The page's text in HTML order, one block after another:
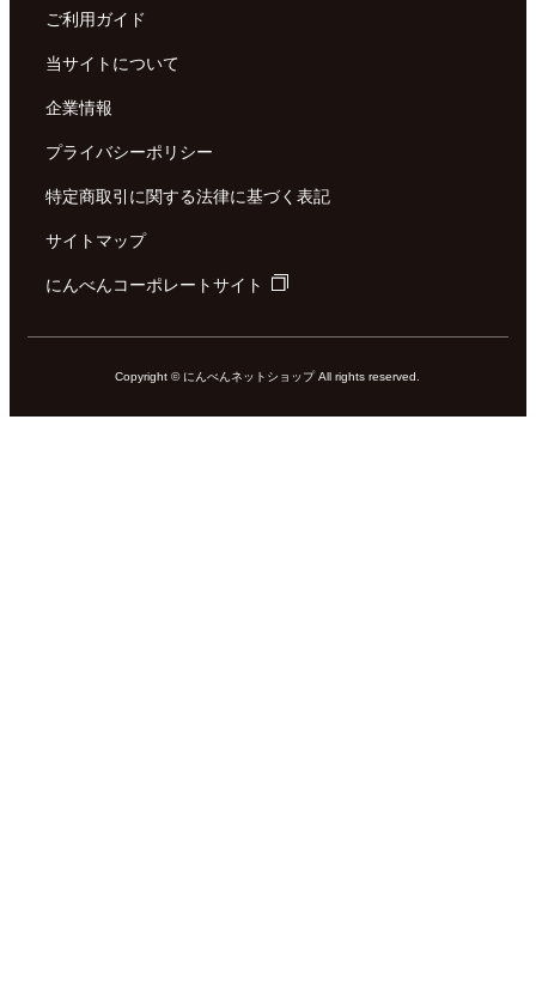
ご利用ガイド
当サイトについて
企業情報
プライバシーポリシー
特定商取引に関する法律に基づく表記
サイトマップ
にんべんコーポレートサイト
Copyright © にんべんネットショップ All rights reserved.